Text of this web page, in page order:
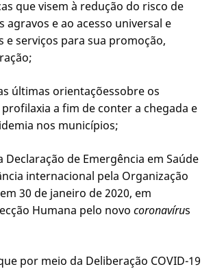
que visem à redução do risco de
agravos e ao acesso universal e
e serviços para sua promoção,
últimas orientaçõessobre os
a fim de conter a chegada e
nos municípios;
Declaração de Emergência em Saúde
internacional pela Organização
30 de janeiro de 2020, em
Humana pelo novo coronavírus
por meio da Deliberação COVID-19